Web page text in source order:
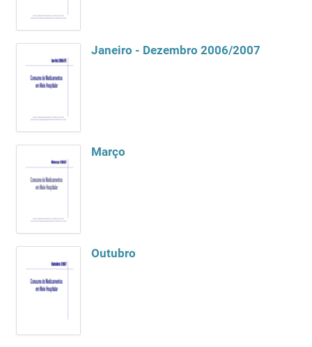
Janeiro - Dezembro 2006/2007
Março
Outubro